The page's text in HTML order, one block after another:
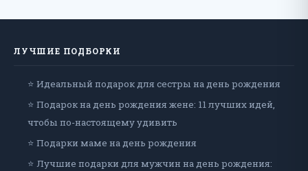
ЛУЧШИЕ ПОДБОРКИ
⭐ Идеальный подарок для сестры на день рождения
⭐ Подарок на день рождения жене: 11 лучших идей,
чтобы по-настоящему удивить
⭐ Подарки маме на день рождения
⭐ Лучшие подарки для мужчин на день рождения: